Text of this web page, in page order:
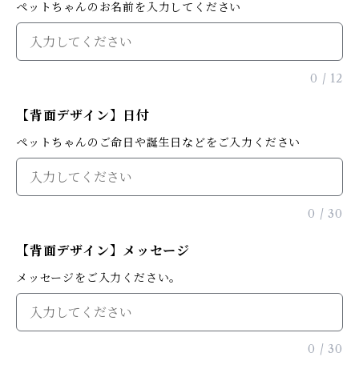
ペットちゃんのお名前を入力してください
0 / 12
【背面デザイン】日付
ペットちゃんのご命日や誕生日などをご入力ください
0 / 30
【背面デザイン】メッセージ
メッセージをご入力ください。
0 / 30